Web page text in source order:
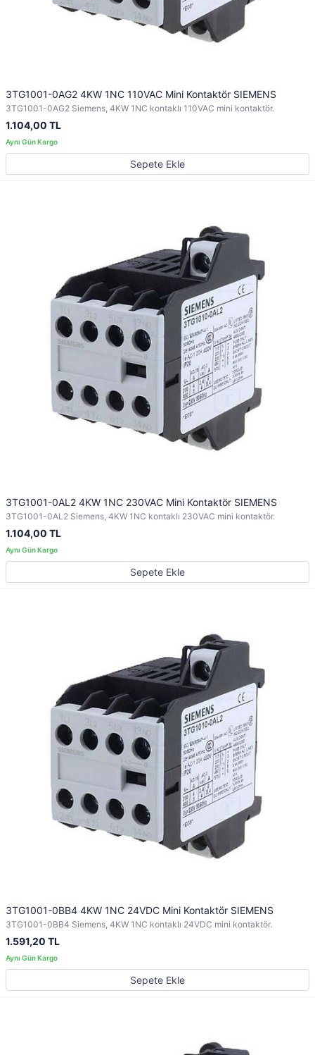
3TG1001-0AG2 4KW 1NC 110VAC Mini Kontaktör SIEMENS
3TG1001-0AG2 Siemens, 4KW 1NC kontaklı 110VAC mini kontaktör.
1.104,00 TL
Sepete Ekle
3TG1001-0AL2 4KW 1NC 230VAC Mini Kontaktör SIEMENS
3TG1001-0AL2 Siemens, 4KW 1NC kontaklı 230VAC mini kontaktör.
1.104,00 TL
Sepete Ekle
3TG1001-0BB4 4KW 1NC 24VDC Mini Kontaktör SIEMENS
3TG1001-0BB4 Siemens, 4KW 1NC kontaklı 24VDC mini kontaktör.
1.591,20 TL
Sepete Ekle